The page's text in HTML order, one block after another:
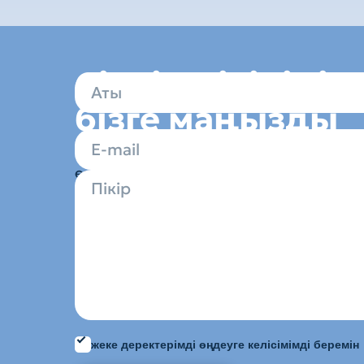
Сіздің пікіріңіз
бізге маңызды
Бізге жазыңыз! Өз тарихыңызды
өнім туралы пікір қалдырыңыз.
жеке деректерімді өңдеуге келісімімді беремін